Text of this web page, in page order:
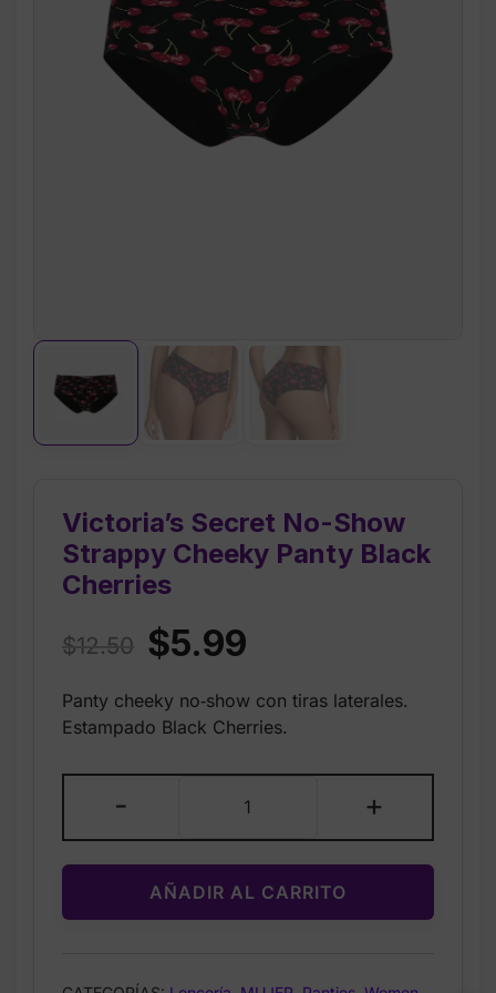
Victoria’s Secret No-Show
Strappy Cheeky Panty Black
Cherries
$12.50 Original
was:
$5.99
is:
Panty cheeky no‑show con tiras laterales.
Estampado Black Cherries.
-
Secret
No-
Show
Strappy
Cheeky
+
AÑADIR AL CARRITO